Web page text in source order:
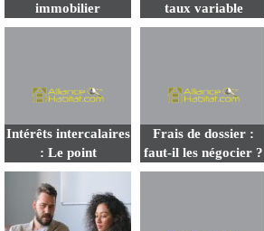
immobilier
taux variable
Intérêts intercalaires
: Le point
Frais de dossier :
faut-il les négocier ?